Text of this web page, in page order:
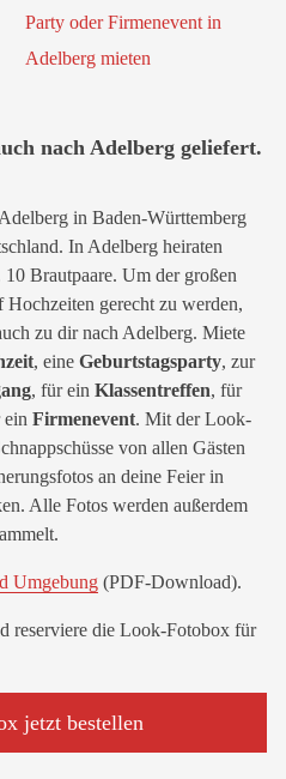
nach Adelberg geliefert.
in Baden-Württemberg
In Adelberg heiraten
Brautpaare. Um der großen
gerecht zu werden,
zu dir nach Adelberg. Miete
, eine Geburtstagsparty, zur
, für ein Klassentreffen, für
ein Firmenevent. Mit der Look-
von allen Gästen
an deine Feier in
Alle Fotos werden außerdem
Umgebung (PDF-Download).
reserviere die Look-Fotobox für
jetzt bestellen